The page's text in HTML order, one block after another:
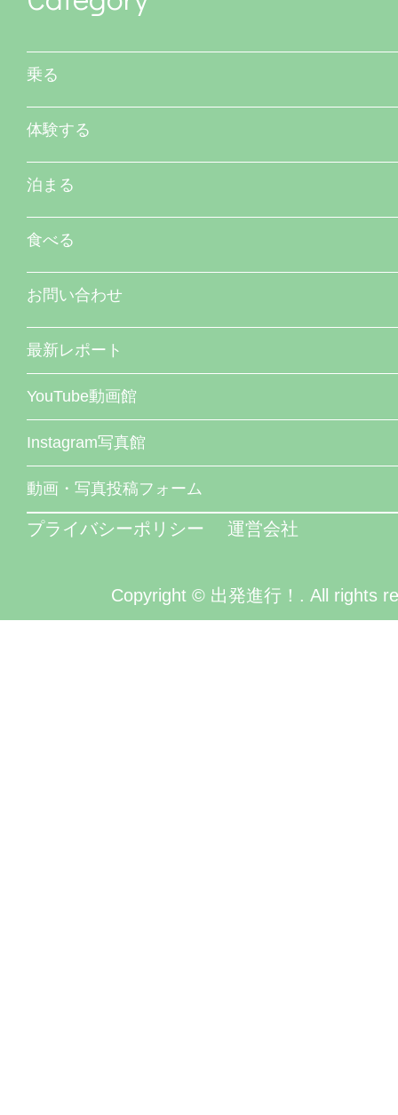
乗る
体験する
泊まる
食べる
お問い合わせ
最新レポート
YouTube動画館
Instagram写真館
動画・写真投稿フォーム
プライバシーポリシー 運営会社
Copyright © 出発進行！. All rights